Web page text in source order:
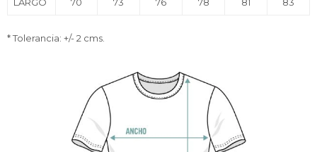
* Tolerancia: +/- 2 cms.